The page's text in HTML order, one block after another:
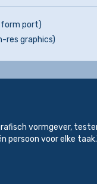
port)
res graphics)
vormgever,
persoon voor elke